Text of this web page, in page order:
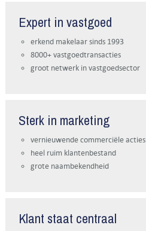
Expert in vastgoed
erkend makelaar sinds 1993
8000+ vastgoedtransacties
groot netwerk in vastgoedsector
Sterk in marketing
vernieuwende commerciële acties
heel ruim klantenbestand
grote naambekendheid
Klant staat centraal